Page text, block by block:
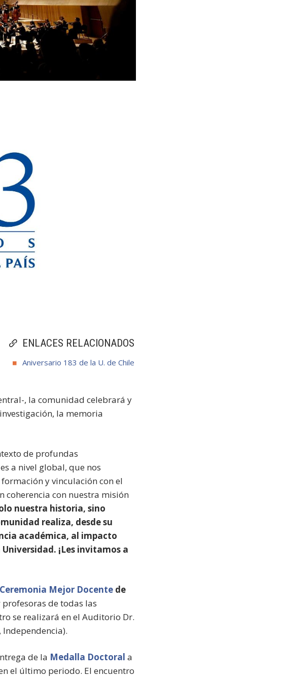
la U. de Chile.
ENLACES RELACIONADOS
Aniversario 183 de la U. de Chile
, la comunidad celebrará y
la memoria
de profundas
a nivel global, que nos
y vinculación con el
coherencia con nuestra misión
nuestra historia, sino
realiza, desde su
académica, al impacto
¡Les invitamos a
Ceremonia Mejor Docente de
de todas las
se realizará en el Auditorio Dr.
de la Medalla Doctoral a
el último periodo. El encuentro